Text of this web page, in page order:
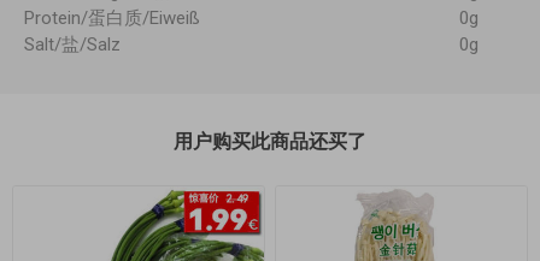
Protein/蛋白质/Eiweiß
0g
Salt/盐/Salz
0g
用户购买此商品还买了